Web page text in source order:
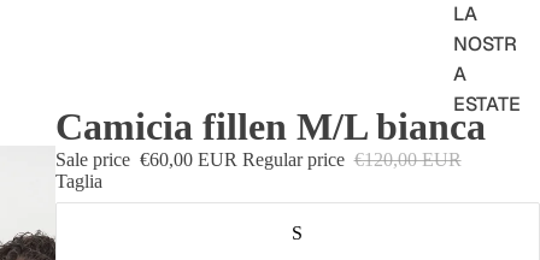
LA
NOSTR
A
ESTATE
LOST IN
FUERT
EVENT
Camicia fillen M/L bianca
Sale price €60,00 EUR Regular price €120,00 EUR
Taglia
S